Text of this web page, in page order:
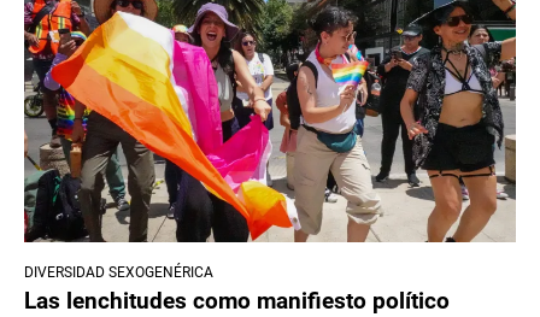
DIVERSIDAD SEXOGENÉRICA
Las lenchitudes como manifiesto político